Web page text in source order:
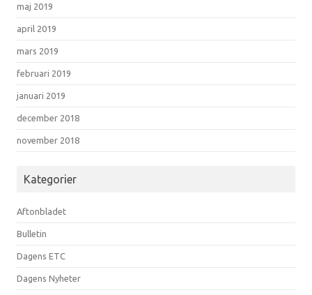
maj 2019
april 2019
mars 2019
februari 2019
januari 2019
december 2018
november 2018
Kategorier
Aftonbladet
Bulletin
Dagens ETC
Dagens Nyheter